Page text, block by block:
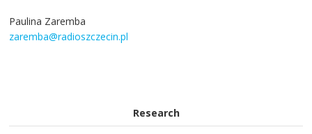
Paulina Zaremba
zaremba@radioszczecin.pl
Research